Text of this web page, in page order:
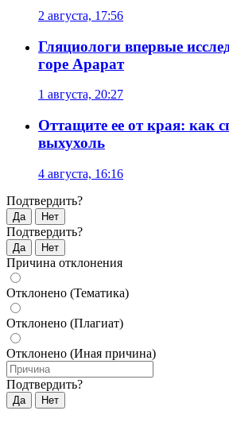
2 августа, 17:56
Гляциологи впервые
горе Арарат
1 августа, 20:27
Оттащите ее от края: как
выхухоль
4 августа, 16:16
Подтвердить?
Да Нет
Подтвердить?
Да Нет
Причина отклонения
Отклонено (Тематика)
Отклонено (Плагиат)
Отклонено (Иная причина)
Подтвердить?
Да Нет